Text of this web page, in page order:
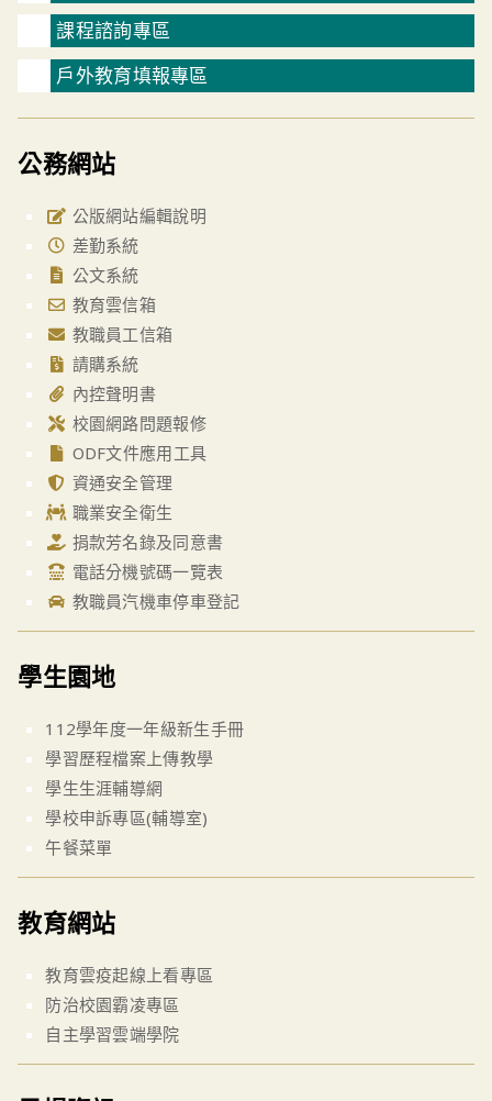
課程諮詢專區
戶外教育填報專區
公務網站
公版網站編輯說明
差勤系統
公文系統
教育雲信箱
教職員工信箱
請購系統
內控聲明書
校園網路問題報修
ODF文件應用工具
資通安全管理
職業安全衛生
捐款芳名錄及同意書
電話分機號碼一覽表
教職員汽機車停車登記
學生園地
112學年度一年級新生手冊
學習歷程檔案上傳教學
學生生涯輔導網
學校申訴專區(輔導室)
午餐菜單
教育網站
教育雲疫起線上看專區
防治校園霸凌專區
自主學習雲端學院